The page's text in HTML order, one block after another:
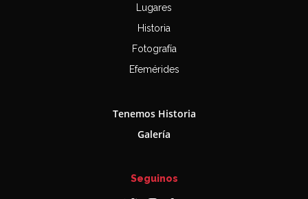
Lugares
Historia
Fotografía
Efemérides
Tenemos Historia
Galería
Seguinos